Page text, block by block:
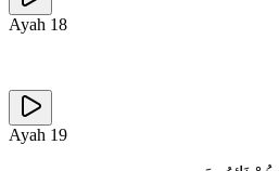
Ayah 18
Ayah 19